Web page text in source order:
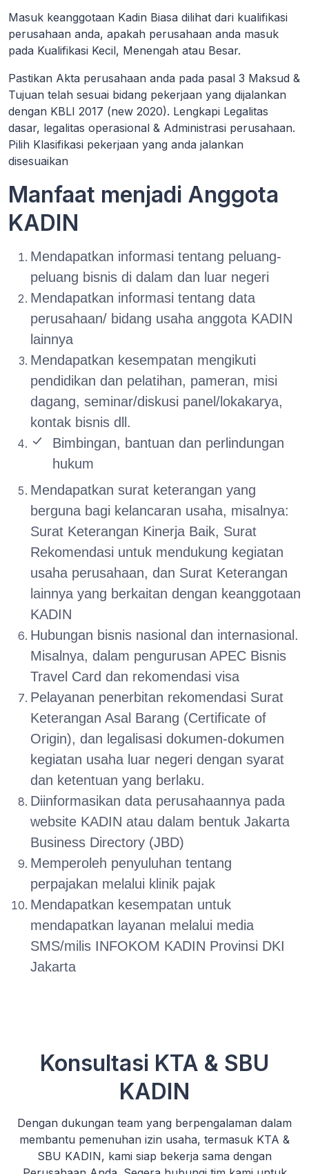
Masuk keanggotaan Kadin Biasa dilihat dari kualifikasi
perusahaan anda, apakah perusahaan anda masuk
pada Kualifikasi Kecil, Menengah atau Besar.
Pastikan Akta perusahaan anda pada pasal 3 Maksud &
Tujuan telah sesuai bidang pekerjaan yang dijalankan
dengan KBLI 2017 (new 2020). Lengkapi Legalitas
dasar, legalitas operasional & Administrasi perusahaan.
Pilih Klasifikasi pekerjaan yang anda jalankan
disesuaikan
Manfaat menjadi Anggota
KADIN
Mendapatkan informasi tentang peluang-
peluang bisnis di dalam dan luar negeri
Mendapatkan informasi tentang data
perusahaan/ bidang usaha anggota KADIN
lainnya
Mendapatkan kesempatan mengikuti
pendidikan dan pelatihan, pameran, misi
dagang, seminar/diskusi panel/lokakarya,
kontak bisnis dll.
Bimbingan, bantuan dan perlindungan
hukum
Mendapatkan surat keterangan yang
berguna bagi kelancaran usaha, misalnya:
Surat Keterangan Kinerja Baik, Surat
Rekomendasi untuk mendukung kegiatan
usaha perusahaan, dan Surat Keterangan
lainnya yang berkaitan dengan keanggotaan
KADIN
Hubungan bisnis nasional dan internasional.
Misalnya, dalam pengurusan APEC Bisnis
Travel Card dan rekomendasi visa
Pelayanan penerbitan rekomendasi Surat
Keterangan Asal Barang (Certificate of
Origin), dan legalisasi dokumen-dokumen
kegiatan usaha luar negeri dengan syarat
dan ketentuan yang berlaku.
Diinformasikan data perusahaannya pada
website KADIN atau dalam bentuk Jakarta
Business Directory (JBD)
Memperoleh penyuluhan tentang
perpajakan melalui klinik pajak
Mendapatkan kesempatan untuk
mendapatkan layanan melalui media
SMS/milis INFOKOM KADIN Provinsi DKI
Jakarta
Konsultasi KTA & SBU
KADIN
Dengan dukungan team yang berpengalaman dalam
membantu pemenuhan izin usaha, termasuk KTA &
SBU KADIN, kami siap bekerja sama dengan